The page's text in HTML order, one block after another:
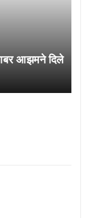
आझमने दिले